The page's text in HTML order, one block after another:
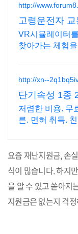
http://
고령운전자
VR시뮬레이터
찾아가는 체험
http://xn--
단기속성 1종
인반운영.빠
저렴한 비용. 무
른. 면허 취득.
득 가능!
요즘 재난지원금, 손
식이 많습니다. 하지
을 알 수 있고 쏟아지
지원금은 없는지 걱